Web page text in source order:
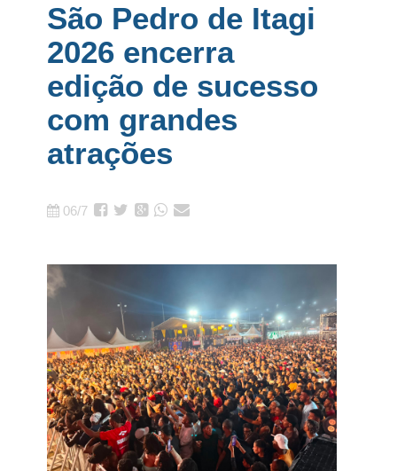
São Pedro de Itagi
2026 encerra
edição de sucesso
com grandes
atrações
06/7